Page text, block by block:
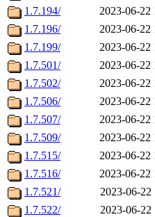
1.7.194/
2023-06-22
1.7.196/
2023-06-22
1.7.199/
2023-06-22
1.7.501/
2023-06-22
1.7.502/
2023-06-22
1.7.506/
2023-06-22
1.7.507/
2023-06-22
1.7.509/
2023-06-22
1.7.515/
2023-06-22
1.7.516/
2023-06-22
1.7.521/
2023-06-22
1.7.522/
2023-06-22